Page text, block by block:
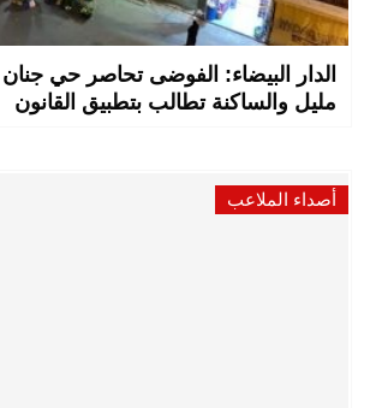
الدار البيضاء: الفوضى تحاصر حي جنان
مليل والساكنة تطالب بتطبيق القانون
أصداء الملاعب